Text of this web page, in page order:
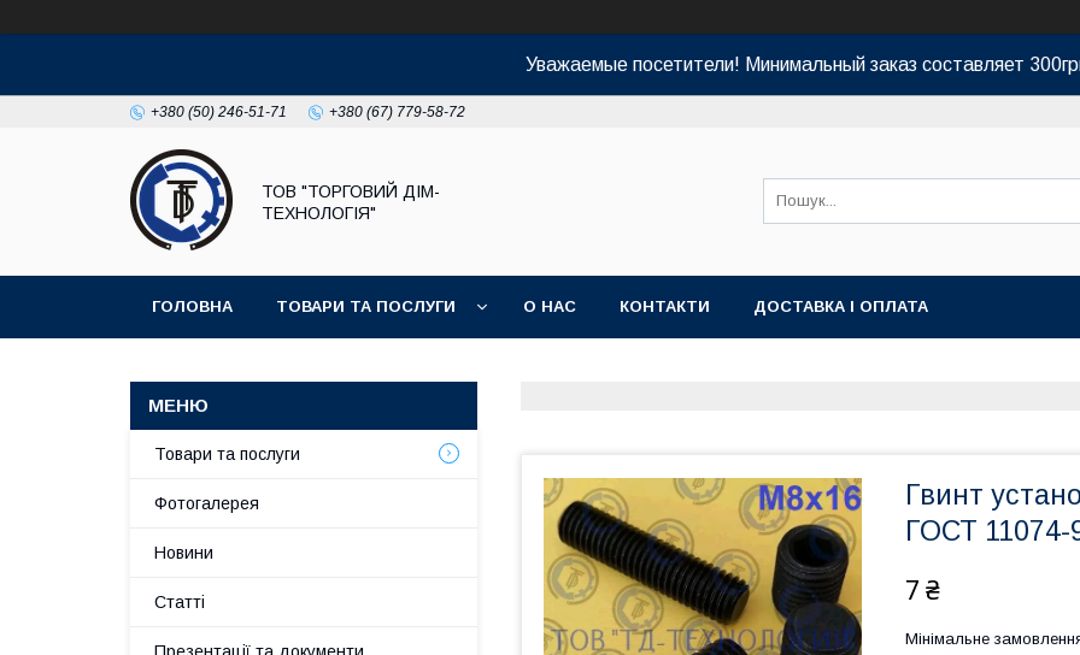
Уважаемые посетители! Минимальный заказ составляет
+380 (50) 246-51-71 +380 (67) 779-58-72
ТОВ "ТОРГОВИЙ ДІМ-
ТЕХНОЛОГІЯ"
ГОЛОВНА ТОВАРИ ТА ПОСЛУГИ О НАС КОНТАКТИ ДОСТАВКА І ОПЛАТА
Гвинт
ГОСТ 11074-
7 ₴
Мінімальне
Товари та послуги
Фотогалерея
Новини
Статті